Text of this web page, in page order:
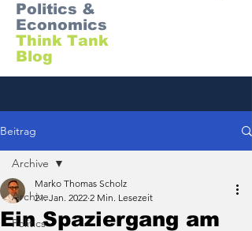
Politics &
Economics
Think Tank
Blog
Beitrag
Archive
Politics
Archive
Ein Spaziergang am
Marko Thomas Scholz
21. Jan. 2022 2 Min. Lesezeit